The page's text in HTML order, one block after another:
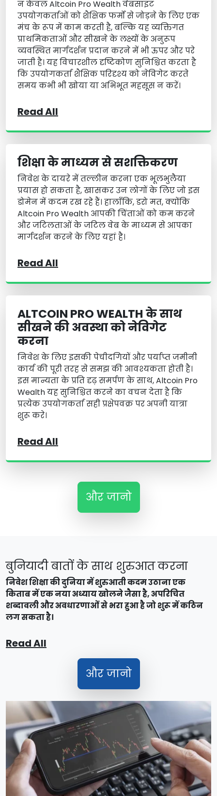
न केवल Altcoin Pro Wealth वेबसाइट
उपयोगकर्ताओं को शैक्षिक फर्मों से जोड़ने के लिए एक
मंच के रूप में काम करती है, बल्कि यह व्यक्तिगत
प्राथमिकताओं और सीखने के लक्ष्यों के अनुरूप
व्यवस्थित मार्गदर्शन प्रदान करने में भी ऊपर और परे
जाती है। यह विचारशील दृष्टिकोण सुनिश्चित करता है
कि उपयोगकर्ता शैक्षिक परिदृश्य को नेविगेट करते
समय कभी भी खोया या अभिभूत महसूस न करें।
Read All
शिक्षा के माध्यम से सशक्तिकरण
निवेश के दायरे में तल्लीन करना एक भूलभुलैया
प्रयास हो सकता है, खासकर उन लोगों के लिए जो इस
डोमेन में कदम रख रहे हैं। हालाँकि, डरो मत, क्योंकि
Altcoin Pro Wealth आपकी चिंताओं को कम करने
और जटिलताओं के जटिल वेब के माध्यम से आपका
मार्गदर्शन करने के लिए यहां है।
Read All
ALTCOIN PRO WEALTH के साथ
सीखने की अवस्था को नेविगेट
करना
निवेश के लिए इसकी पेचीदगियों और पर्याप्त जमीनी
कार्य की पूरी तरह से समझ की आवश्यकता होती है।
इस मान्यता के प्रति दृढ़ समर्पण के साथ, Altcoin Pro
Wealth यह सुनिश्चित करने का वचन देता है कि
प्रत्येक उपयोगकर्ता सही प्रक्षेपवक्र पर अपनी यात्रा
शुरू करे।
Read All
और जानो
बुनियादी बातों के साथ शुरुआत करना
निवेश शिक्षा की दुनिया में शुरुआती कदम उठाना एक
किताब में एक नया अध्याय खोलने जैसा है, अपरिचित
शब्दावली और अवधारणाओं से भरा हुआ है जो शुरू में कठिन
लग सकता है।
Read All
और जानो